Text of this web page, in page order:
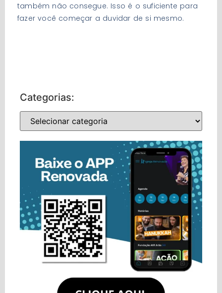
também não consegue. Isso é o suficiente para
fazer você começar a duvidar de si mesmo.
Categorias: